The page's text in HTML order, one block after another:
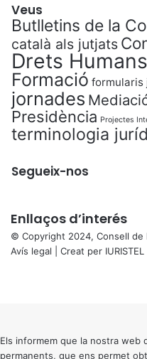
Veus
Butlletins de la
català als jutjats
Drets Humans
Formació formularis
jornades
Presidència Projectes
terminologia
Segueix-nos
Enllaços d’interés
© Copyright 2024, Consell de
Avís legal | Creat per IURISTEL
button
Els informem que la nostra web
permanents, que ens permet